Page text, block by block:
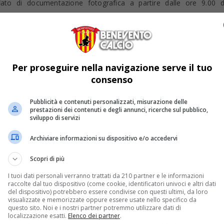
di documentazione fotografica a partire dalle ore 9.00
del martedì ai seguenti indirizzi
- delegato.sicurezza@beneventocalcio.club
all’approvazione da parte del G.O.S (Gruppo Operativo di
del G.O.S. riceveranno dal Benevento Calcio la conferma di
della gara muniti della copia di conferma di autorizzazione da
saranno accompagnati dagli steward incaricati nel punto
le 4 ore antecedenti la gara.
Per proseguire nella navigazione serve il tuo
consenso
Pubblicità e contenuti personalizzati, misurazione delle
prestazioni dei contenuti e degli annunci, ricerche sul pubblico,
sviluppo di servizi
Archiviare informazioni su dispositivo e/o accedervi
Scopri di più
I tuoi dati personali verranno trattati da 210 partner e le informazioni
raccolte dal tuo dispositivo (come cookie, identificatori univoci e altri dati
del dispositivo) potrebbero essere condivise con questi ultimi, da loro
visualizzate e memorizzate oppure essere usate nello specifico da
questo sito. Noi e i nostri partner potremmo utilizzare dati di
localizzazione esatti. Elenco dei partner.